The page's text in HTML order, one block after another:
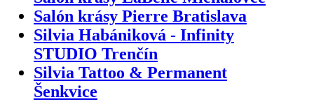
Salón krásy Pierre Bratislava
Silvia Habániková - Infinity
STUDIO Trenčín
Silvia Tattoo & Permanent
Šenkvice